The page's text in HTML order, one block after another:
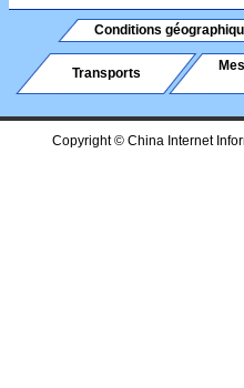
Conditions
Transports
Copyright © China Internet